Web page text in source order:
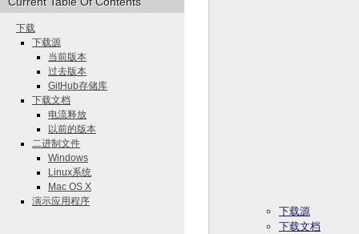
下载源
下载文档
下载
下载源
当前版本
过去版本
GitHub存储库
下载文档
电流释放
以前的版本
二进制文件
Windows
Linux系统
Mac OS X
演示应用程序